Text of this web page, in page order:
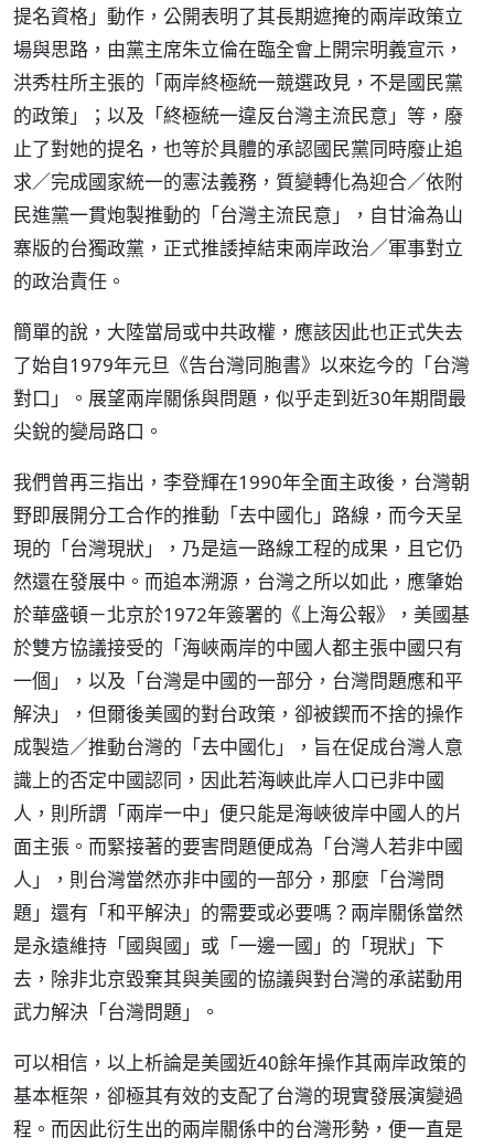
提名資格」動作，公開表明了其長期遮掩的兩岸政策立
場與思路，由黨主席朱立倫在臨全會上開宗明義宣示，
洪秀柱所主張的「兩岸終極統一競選政見，不是國民黨
的政策」；以及「終極統一違反台灣主流民意」等，廢
止了對她的提名，也等於具體的承認國民黨同時廢止追
求／完成國家統一的憲法義務，質變轉化為迎合／依附
民進黨一貫炮製推動的「台灣主流民意」，自甘淪為山
寨版的台獨政黨，正式推諉掉結束兩岸政治／軍事對立
的政治責任。
簡單的說，大陸當局或中共政權，應該因此也正式失去
了始自1979年元旦《告台灣同胞書》以來迄今的「台灣
對口」。展望兩岸關係與問題，似乎走到近30年期間最
尖銳的變局路口。
我們曾再三指出，李登輝在1990年全面主政後，台灣朝
野即展開分工合作的推動「去中國化」路線，而今天呈
現的「台灣現狀」，乃是這一路線工程的成果，且它仍
然還在發展中。而追本溯源，台灣之所以如此，應肇始
於華盛頓－北京於1972年簽署的《上海公報》，美國基
於雙方協議接受的「海峽兩岸的中國人都主張中國只有
一個」，以及「台灣是中國的一部分，台灣問題應和平
解決」，但爾後美國的對台政策，卻被鍥而不捨的操作
成製造／推動台灣的「去中國化」，旨在促成台灣人意
識上的否定中國認同，因此若海峽此岸人口已非中國
人，則所謂「兩岸一中」便只能是海峽彼岸中國人的片
面主張。而緊接著的要害問題便成為「台灣人若非中國
人」，則台灣當然亦非中國的一部分，那麼「台灣問
題」還有「和平解決」的需要或必要嗎？兩岸關係當然
是永遠維持「國與國」或「一邊一國」的「現狀」下
去，除非北京毀棄其與美國的協議與對台灣的承諾動用
武力解決「台灣問題」。
可以相信，以上析論是美國近40餘年操作其兩岸政策的
基本框架，卻極其有效的支配了台灣的現實發展演變過
程。而因此衍生出的兩岸關係中的台灣形勢，便一直是